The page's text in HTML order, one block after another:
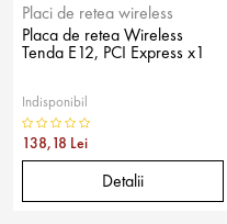
Placi de retea wireless
Placa de retea Wireless
Tenda E12, PCI Express x1
Indisponibil
138,18 Lei
Detalii